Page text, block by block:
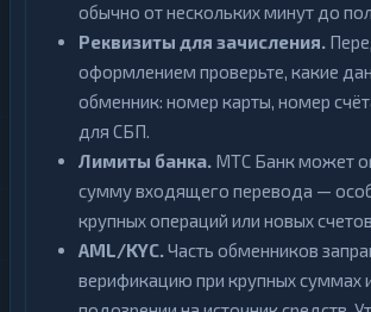
обычно от нескольких минут до
Реквизиты для зачисления.
оформлением проверьте, какие
обменник: номер карты, номер
для СБП.
Лимиты банка. МТС Банк может
сумму входящего перевода —
крупных операций или новых
AML/KYC.Часть обменников
верификацию при крупных суммах